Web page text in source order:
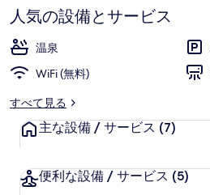
ーで
す
人気の設備とサービス
温泉
WiFi (無料)
すべて見る
主な設備 / サービス (7)
便利な設備 / サービス (5)